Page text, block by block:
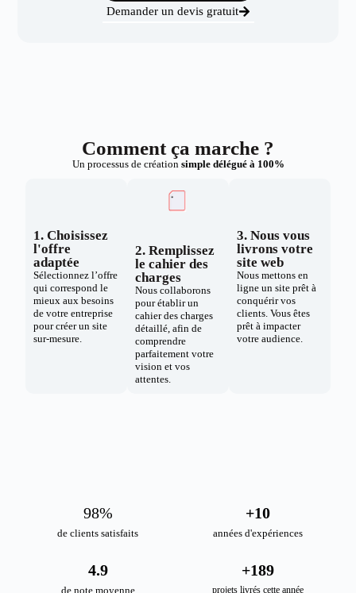
Demander un devis gratuit
Comment ça marche ?
Un processus de création simple délégué à 100%
1. Choisissez
l'offre
adaptée
Sélectionnez l’offre
qui correspond le
mieux aux besoins
de votre entreprise
pour créer un site
sur-mesure.
2. Remplissez
le cahier des
charges
Nous collaborons
pour établir un
cahier des charges
détaillé, afin de
comprendre
parfaitement votre
vision et vos
attentes.
3. Nous vous
livrons votre
site web
Nous mettons en
ligne un site prêt à
conquérir vos
clients. Vous êtes
prêt à impacter
votre audience.
de clients satisfaits
98%
années d'expériences
+10
de note moyenne
4.9
projets livrés cette année
+189